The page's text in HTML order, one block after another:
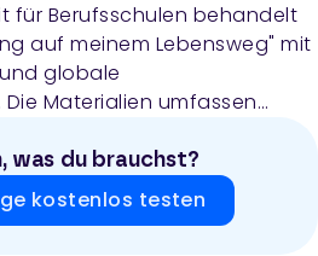
für Berufsschulen behandelt
auf meinem Lebensweg" mit
globale
Materialien umfassen
Fiction-Literatur,
Nachhaltigkeitszielen (SDGs)
zur Zukunftsgestaltung.
was du brauchst?
kostenlos testen